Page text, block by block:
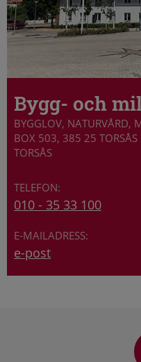
Bygg- och
BYGGLOV, NATURVÅRD,
BOX 503, 385 25 TORSÅS
TORSÅS
010 - 35 33 100
e-post